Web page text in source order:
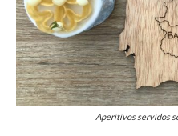
Aperitivos servidos